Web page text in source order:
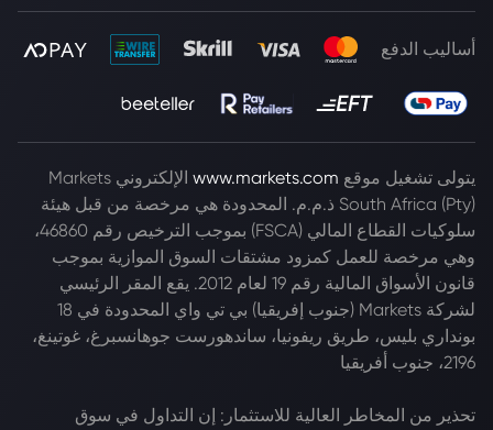
أساليب الدفع
يتولى تشغيل موقع www.markets.com
الإلكتروني Markets
South Africa (Pty) ذ.م.م. المحدودة هي مرخصة من قبل هيئة
سلوكيات القطاع المالي (FSCA) بموجب الترخيص رقم 46860،
وهي مرخصة للعمل كمزود مشتقات السوق الموازية بموجب
قانون الأسواق المالية رقم 19 لعام 2012. يقع المقر الرئيسي
لشركة Markets (جنوب إفريقيا) بي تي واي المحدودة في 18
بونداري بليس، طريق ريفونيا، ساندهورست جوهانسبرغ، غوتينغ،
2196، جنوب أفريقيا
تحذير من المخاطر العالية للاستثمار: إن التداول في سوق